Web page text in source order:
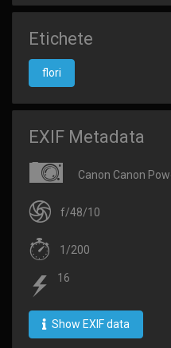
Etichete
flori
EXIF Metadata
Canon Canon
f/48/10
1/200
16
Show EXIF data